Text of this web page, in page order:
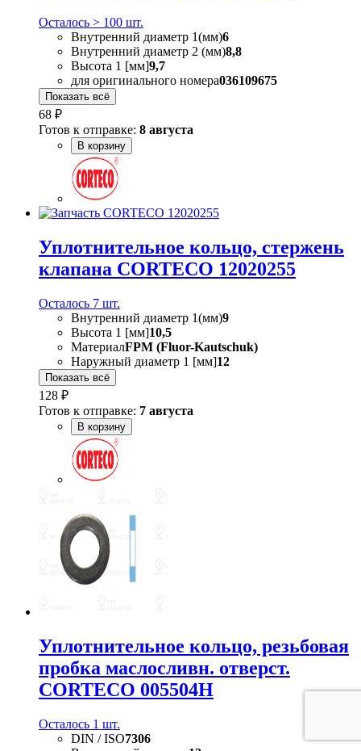
Осталось > 100 шт.
Внутренний диаметр 1(мм)6
Внутренний диаметр 2 (мм)8,8
Высота 1 [мм]9,7
для оригинального номера036109675
Показать всё
68 ₽
Готов к отправке: 8 августа
В корзину
Уплотнительное кольцо, стержень
клапана CORTECO 12020255
Осталось 7 шт.
Внутренний диаметр 1(мм)9
Высота 1 [мм]10,5
МатериалFPM (Fluor-Kautschuk)
Наружный диаметр 1 [мм]12
Показать всё
128 ₽
Готов к отправке: 7 августа
В корзину
Уплотнительное кольцо, резьбовая
пробка маслосливн. отверст.
CORTECO 005504H
Осталось 1 шт.
DIN / ISO7306